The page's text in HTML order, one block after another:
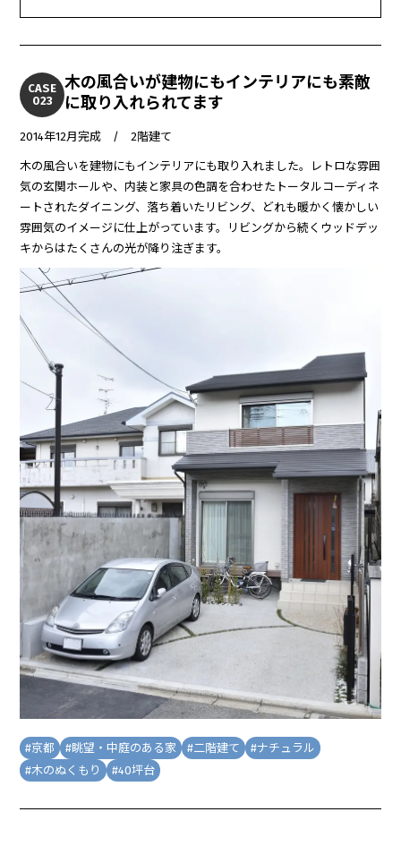
CASE
023
木の風合いが建物にもインテリアにも素敵
に取り入れられてます
2014年12月完成 / 2階建て
木の風合いを建物にもインテリアにも取り入れました。レトロな雰囲
気の玄関ホールや、内装と家具の色調を合わせたトータルコーディネ
ートされたダイニング、落ち着いたリビング、どれも暖かく懐かしい
雰囲気のイメージに仕上がっています。リビングから続くウッドデッ
キからはたくさんの光が降り注ぎます。
#京都 #眺望・中庭のある家 #二階建て #ナチュラル
#木のぬくもり #40坪台